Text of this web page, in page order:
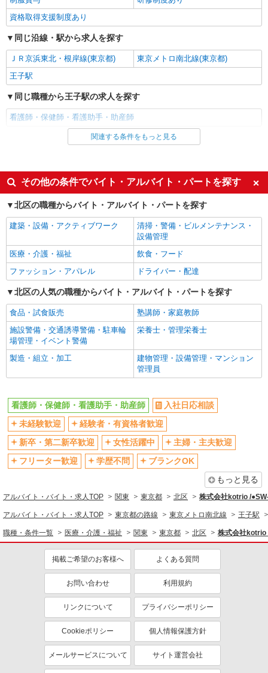
資格取得支援制度あり
同じ沿線・駅から求人を探す
ＪＲ京浜東北・根岸線(東京都)
東京メトロ南北線(東京都)
王子駅
同じ職種から王子駅の求人を探す
看護師・保健師・看護助手・助産師
同じ雇用形態から王子駅の求人を探す
同じ特徴から王子駅の求人を探す
入社日応相談
未経験歓迎
経験者・有資格者歓迎
新卒・第二新卒歓迎
主婦・主夫歓迎
フリーター歓迎
学歴不問
ブランクOK
ミドル（40代～）活躍中
エルダー（50代～）活躍中
シニア（60代～）活躍中
高収入・高額
ボーナス・賞与あり
昇給あり
完全週休2日制
フルタイム歓迎
駅直結・駅チカ
車通勤OK
自転車通勤OK
社会保険あり
産休・育休取得実績あり
退職金・財形貯蓄制度あり
各種手当（家族・役職・インセン
ティブなど）あり
制服貸与
研修制度あり
資格取得支援制度あり
同じ職種から求人を探す
医療・介護・福祉
看護師・保健師・看護助手・助産師
同じ特徴から求人を探す
未経験歓迎
ミドル（40代～）活躍中
社会保険あり
産休・育休取得実績あり
関連する条件をもっと見る
その他の条件でバイト・アルバイト・パートを探す
北区の職種からバイト・アルバイト・パートを探す
建築・設備・アクティブワーク
清掃・警備・ビルメンテナンス・
設備管理
医療・介護・福祉
飲食・フード
ファッション・アパレル
ドライバー・配達
北区の人気の職種からバイト・アルバイト・パートを探す
食品・試食販売
塾講師・家庭教師
施設警備・交通誘導警備・駐車輪
場管理・イベント警備
栄養士・管理栄養士
製造・組立・加工
建物管理・設備管理・マンション
管理員
看護師・保健師・看護助手・助産師
入社日応相談
未経験歓迎
経験者・有資格者歓迎
新卒・第二新卒歓迎
女性活躍中
主婦・主夫歓迎
フリーター歓迎
学歴不問
ブランクOK
もっと見る
アルバイト・バイト・求人TOP 関東 東京都 北区 株式会社kotrio /
アルバイト・バイト・求人TOP 東京都の路線 東京メトロ南北線 王子駅
職種・条件一覧 医療・介護・福祉 関東 東京都 北区 株式会社kotrio
掲載ご希望のお客様へ よくある質問
お問い合わせ 利用規約
リンクについて プライバシーポリシー
Cookieポリシー 個人情報保護方針
メールサービスについて サイト運営会社